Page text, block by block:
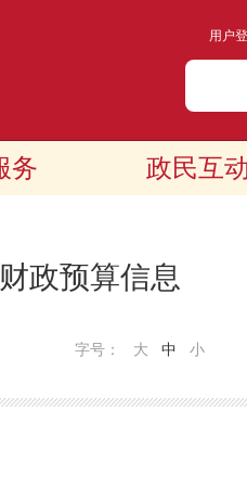
用户
务 政民互动
政预算信息
字号： 大 中 小